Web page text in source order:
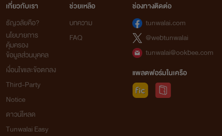
เกี่ยวกับเรา
ธัญวลัยคือ?
นโยบายการ
คุ้มครอง
ข้อมูลส่วนบุคคล
เงื่อนไขและข้อตกลง
Third-Party
Notice
ดาวน์โหลด
Tunwalai Easy
ช่วยเหลือ
บทความ
FAQ
ช่องทางติดต่อ
tunwalai.com
@webtunwalai
tunwalai@ookbee.com
แพลตฟอร์มในเครือ